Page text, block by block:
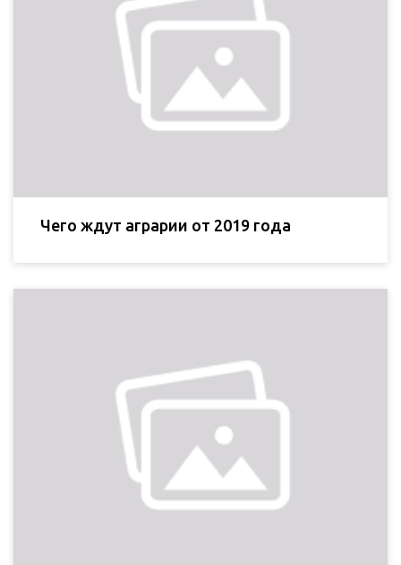
Чего ждут аграрии от 2019 года